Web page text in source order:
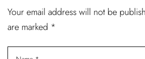
Your email address will not be
are marked *